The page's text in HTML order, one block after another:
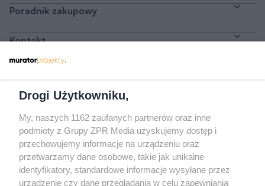
Poradnik zakupowy
Kontakt
Odwiedź grupę na Facebooku
Gdybym budował drugi raz - mądry Polak
przed budową
Drogi Użytkowniku,
My, naszych 1162 zaufanych partnerów oraz inne
podmioty z Grupy ZPR Media uzyskujemy dostęp i
przechowujemy informacje na urządzeniu oraz
przetwarzamy dane osobowe, takie jak unikalne
identyfikatory, standardowe informacje wysyłane przez
urządzenie czy dane przeglądania w celu zapewniania